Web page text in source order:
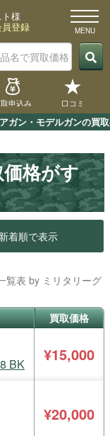
ガン・モデルガンの買
様
登録
申込み 口コミ
格がす
新着順で表示
覧表 by ミリタリーグ
買取価格
BK ¥15,000
¥20,000